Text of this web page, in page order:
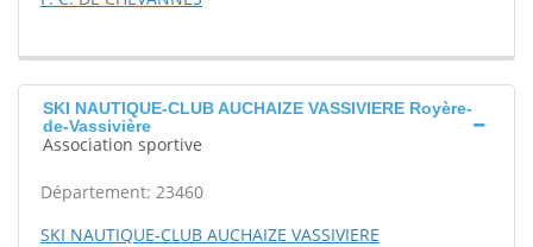
SKI NAUTIQUE-CLUB AUCHAIZE VASSIVIERE Royère-
de-Vassivière
Association sportive
Département: 23460
SKI NAUTIQUE-CLUB AUCHAIZE VASSIVIERE